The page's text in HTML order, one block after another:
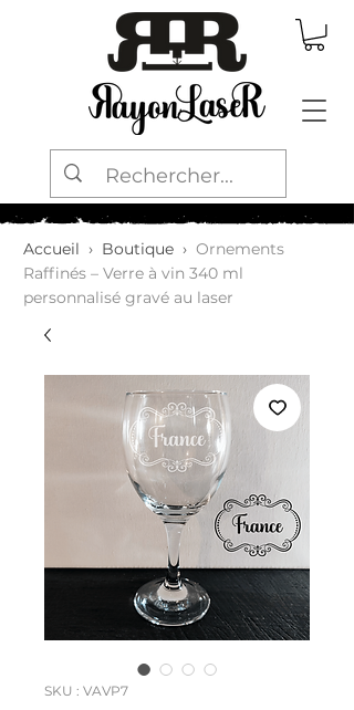
Accueil › Boutique › Ornements
Raffinés – Verre à vin 340 ml
personnalisé gravé au laser
SKU : VAVP7